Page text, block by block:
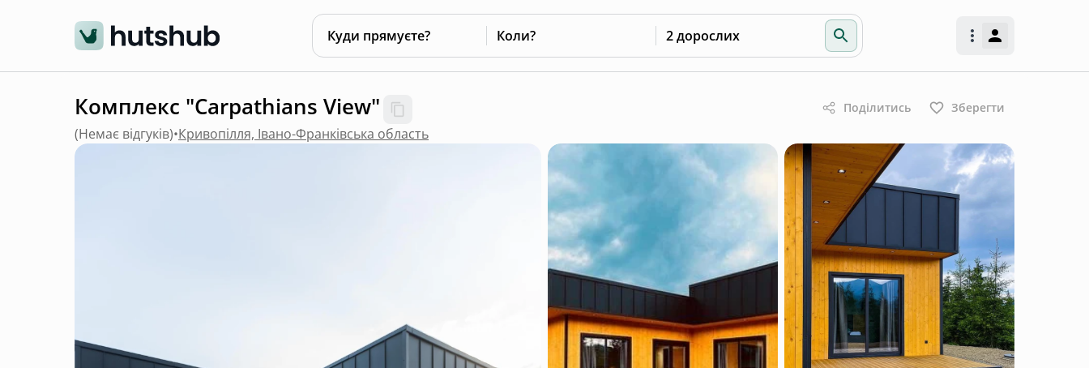
Куди прямуєте? Коли? 2 дорослих
Комплекс "Carpathians View" Поділитись Зберегти
(Немає відгуків)•Кривопілля, Івано-Франківська область